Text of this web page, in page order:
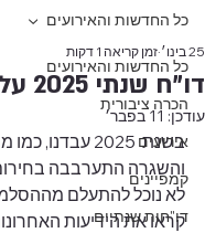
כל החדשות והאירועים
הכרה ציבורית
אירועים
קמפיינים
דו"חות שנתיים
כל החדשות והאירועים
דו"ח שנתי 2025 על פעילות עמותת "רוח נשית"
25 בינו׳ זמן קריאה 1 דקות
עודכן: 11 בפבר׳
בשנת  2025
והשגרה התערבבה
לא נוכל להתעלם
קראו את הידיעות